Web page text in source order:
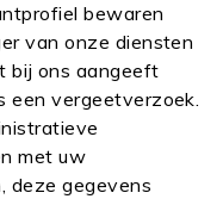
bewaren
van onze diensten
bij ons aangeeft
vergeetverzoek.
met uw
deze gegevens